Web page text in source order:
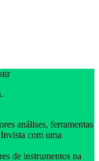
análises, ferramentas
com uma
de instrumentos na